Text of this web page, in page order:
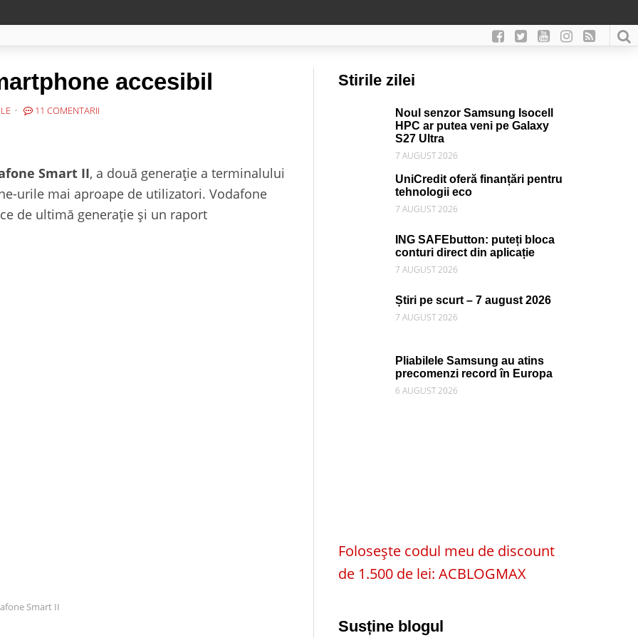
accesibil
11 COMENTARII
Smart II, a două generație a terminalului
urile mai aproape de utilizatori. Vodafone
de ultimă generație și un raport
Smart II
Stirile zilei
Noul senzor Samsung Isocell
HPC ar putea veni pe Galaxy
S27 Ultra
7 AUGUST 2026
UniCredit oferă finanțări pentru
tehnologii eco
7 AUGUST 2026
ING SAFEbutton: puteți bloca
conturi direct din aplicație
7 AUGUST 2026
Știri pe scurt – 7 august 2026
7 AUGUST 2026
Pliabilele Samsung au atins
precomenzi record în Europa
6 AUGUST 2026
Folosește codul meu de discount
de 1.500 de lei: ACBLOGMAX
Susține blogul